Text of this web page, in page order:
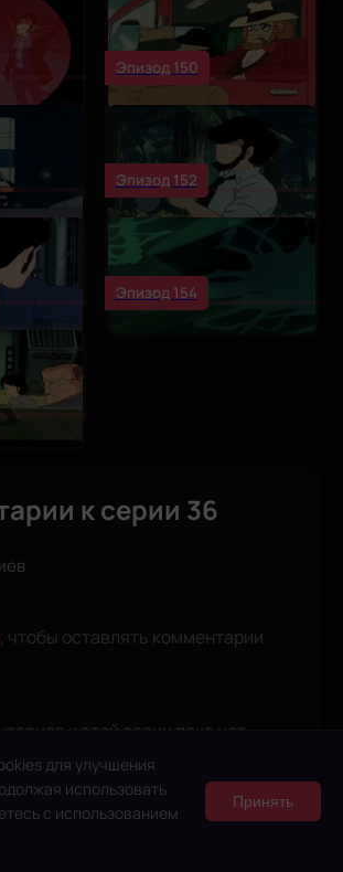
для улучшения
использовать
с использованием
Принять
Эпизод 150
Эпизод 152
Эпизод 154
к серии 36
, чтобы оставлять комментарии
к этой серии пока нет.
Будьте первым!